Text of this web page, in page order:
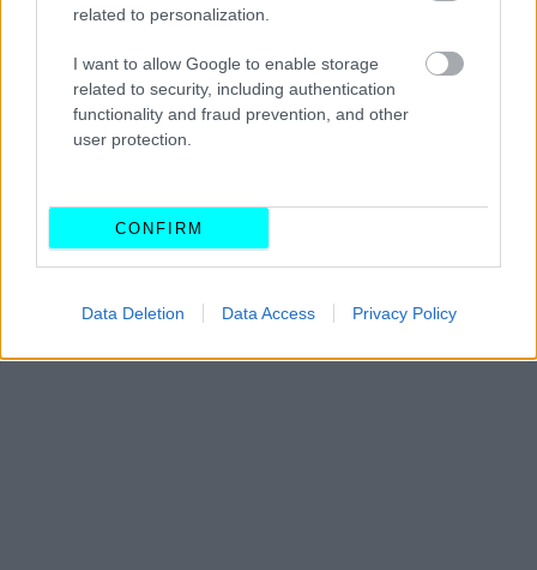
related to personalization.
I want to allow Google to enable storage
related to security, including authentication
functionality and fraud prevention, and other
user protection.
CONFIRM
Data Deletion Data Access Privacy Policy